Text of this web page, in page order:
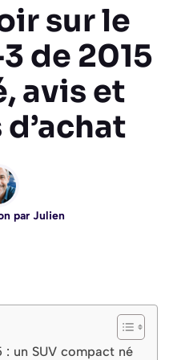
sur le
de 2015
avis et
par Julien
: un SUV compact né